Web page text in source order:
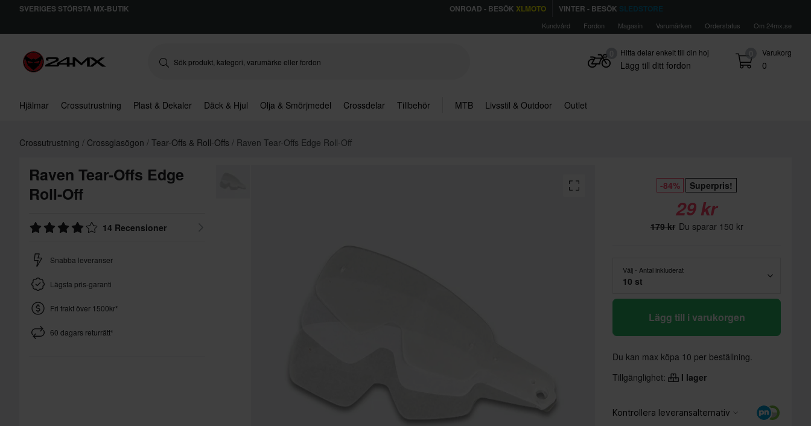
SVERIGES STÖRSTA MX-BUTIK ONROAD - BESÖK XLMOTO VINTER - BESÖK SLEDSTORE
Kundvård Fordon Magasin Varumärken Orderstatus Om 24mx.se
0 Varukorg
0
Hitta delar enkelt till din hoj
Lägg till ditt fordon
Hjälmar Crossutrustning Plast & Dekaler Däck & Hjul Olja & Smörjmedel Crossdelar Tillbehör MTB Livsstil & Outdoor Outlet
Crossutrustning Crossglasögon Tear-Offs & Roll-Offs Raven Tear-Offs Edge Roll-Off
Raven Tear-Offs Edge
Roll-Off
14 Recensioner
Snabba leveranser
Lägsta pris-garanti
Fri frakt över 1500kr*
60 dagars returrätt*
-84% Superpris!
29 kr
179 kr Du sparar 150 kr
Välj - Antal inkluderat
10 st
Lägg till i varukorgen
Du kan max köpa 10 per beställning.
Tillgänglighet:
I lager